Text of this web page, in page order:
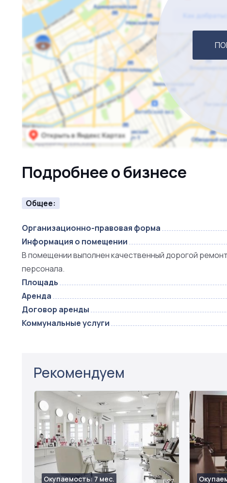
Подробнее о бизнесе
Общее:
Организационно-правовая форма
Информация о помещении
В помещении выполнен качественный дорогой
персонала.
Площадь
Аренда
Договор аренды
Коммунальные услуги
Рекомендуем
Окупаемость: 7 мес. 827